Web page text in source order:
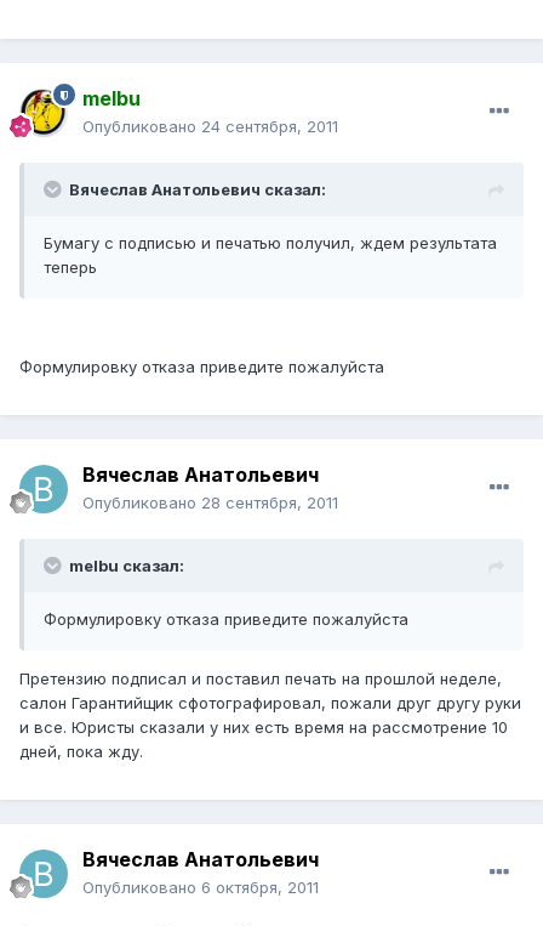
melbu
Опубликовано 24 сентября, 2011
Вячеслав Анатольевич сказал:
Бумагу с подписью и печатью получил, ждем результата
теперь
Формулировку отказа приведите пожалуйста
Вячеслав Анатольевич
Опубликовано 28 сентября, 2011
melbu сказал:
Формулировку отказа приведите пожалуйста
Претензию подписал и поставил печать на прошлой неделе,
салон Гарантийщик сфотографировал, пожали друг другу руки
и все. Юристы сказали у них есть время на рассмотрение 10
дней, пока жду.
Вячеслав Анатольевич
Опубликовано 6 октября, 2011